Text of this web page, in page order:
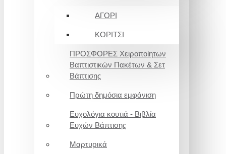
ΑΓΟΡΙ
ΚΟΡΙΤΣΙ
ΠΡΟΣΦΟΡΕΣ Χειροποίητων
Βαπτιστικών Πακέτων & Σετ
Βάπτισης
Πρώτη δημόσια εμφάνιση
Ευχολόγια κουτιά - Βιβλία
Ευχών Βάπτισης
Μαρτυρικά